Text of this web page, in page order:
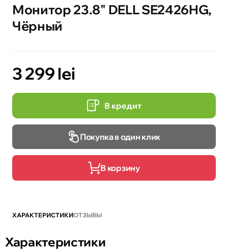
Монитор 23.8" DELL SE2426HG,
Чёрный
3 299 lei
В кредит
Покупка в один клик
В корзину
ХАРАКТЕРИСТИКИОТЗЫВЫ
Характеристики